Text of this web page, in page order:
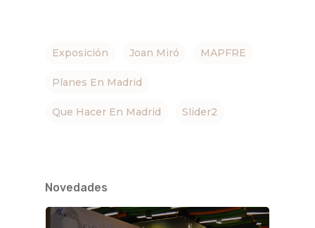
Exposición Joan Miró MAPFRE
Planes En Madrid
Que Hacer En Madrid Slider2
Novedades